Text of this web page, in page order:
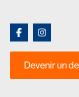
Devenir un